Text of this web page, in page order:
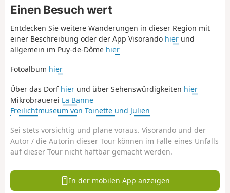
Einen Besuch wert
Entdecken Sie weitere Wanderungen in dieser Region mit
einer Beschreibung oder der App Visorando hier und
allgemein im Puy-de-Dôme hier
Fotoalbum hier
Über das Dorf hier und über Sehenswürdigkeiten hier
Mikrobrauerei La Banne
Freilichtmuseum von Toinette und Julien
Sei stets vorsichtig und plane voraus. Visorando und der
Autor / die Autorin dieser Tour können im Falle eines Unfalls
auf dieser Tour nicht haftbar gemacht werden.
In der mobilen App anzeigen